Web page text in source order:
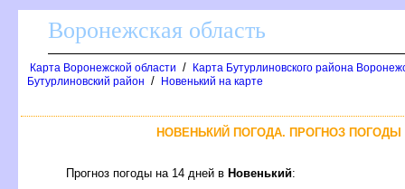
оронежская область
Карта Воронежской области /
Карта Бутурлиновского района
Бутурлиновский район / Новенький на карте
НОВЕНЬКИЙ ПОГОДА. ПРОГНОЗ
Прогноз погоды на 14 дней Новенький: